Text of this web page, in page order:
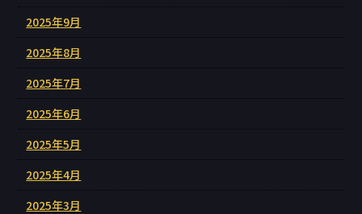
2025年9月
2025年8月
2025年7月
2025年6月
2025年5月
2025年4月
2025年3月